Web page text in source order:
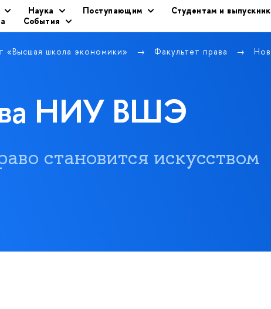
Наука Поступающим
Студентам и
События
«Высшая школа экономики» Факультет права
НИУ ВШЭ
становится искусством